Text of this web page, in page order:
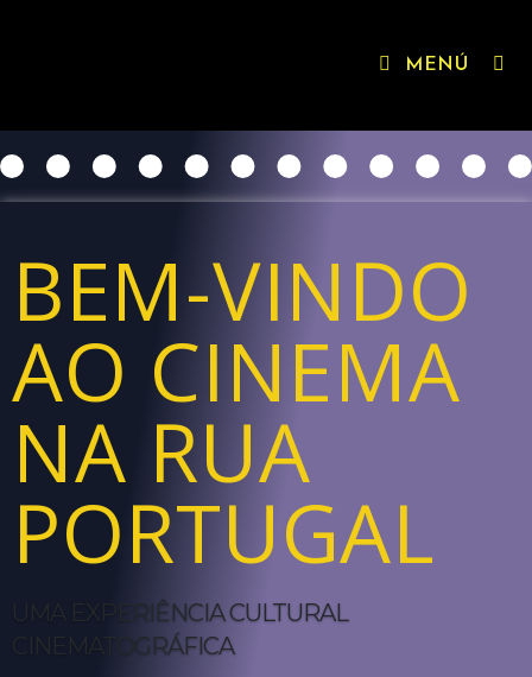
MENÚ
BEM-VINDO
AO CINEMA
NA RUA
PORTUGAL
UMA EXPERIÊNCIA CULTURAL
CINEMATOGRÁFICA